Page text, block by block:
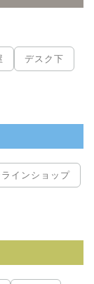
デスク下
ラインショップ